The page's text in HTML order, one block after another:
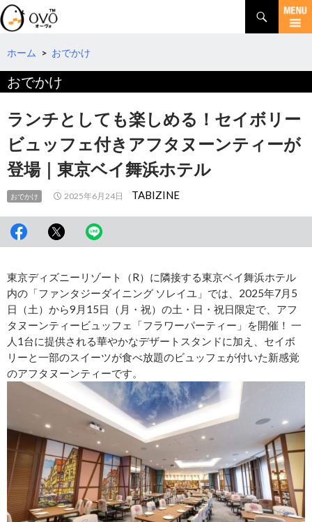
検
索
コ
テ
ツ
へ
ホーム > おでかけ
おでかけ
ランチとしても楽しめる！セイボリー
ビュッフェ付きアフタヌーンティーが
登場｜東京ベイ舞浜ホテル
おでかけ 2025年6月24日 TABIZINE
東京ディズニーリゾート（R）に隣接する東京ベイ舞浜ホテル
内の「ファンタジーダイニング ソレイユ」では、2025年7月5
日（土）から9月15日（月・祝）の土・日・祝日限定で、アフ
タヌーンティービュッフェ「フラワーパーティー」を開催！ 一
人1台に提供される華やかなデザートスタンドに加え、セイボ
リーと一部のスイーツが食べ放題のビュッフェが付いた新感覚
のアフタヌーンティーです。